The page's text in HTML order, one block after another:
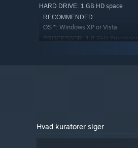
HARD DRIVE: 1 GB HD space
RECOMMENDED:
OS *: Windows XP or Vista
PROCESSOR: 1.8 GHz Processor
Hvad kuratorer siger